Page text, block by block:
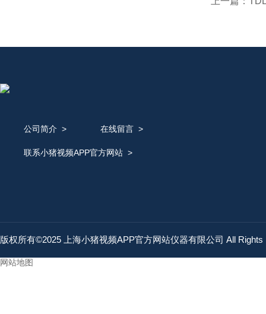
公司简介 > 在线留言>
联系小猪视频APP官方网站>
版权所有©2025 上海小猪视频APP官方网站仪器有限公司 All
网站地图